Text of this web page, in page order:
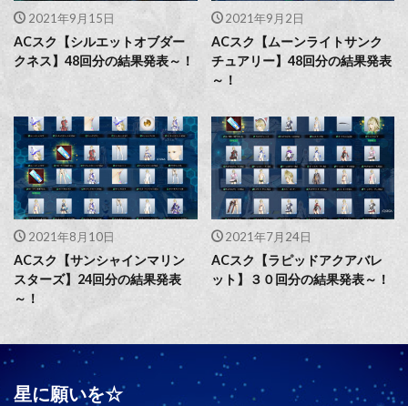
2021年9月15日
ACスク【シルエットオブダー
クネス】48回分の結果発表～！
2021年9月2日
ACスク【ムーンライトサンク
チュアリー】48回分の結果発表
～！
2021年8月10日
ACスク【サンシャインマリン
スターズ】24回分の結果発表
～！
2021年7月24日
ACスク【ラピッドアクアバレ
ット】３０回分の結果発表～！
星に願いを☆